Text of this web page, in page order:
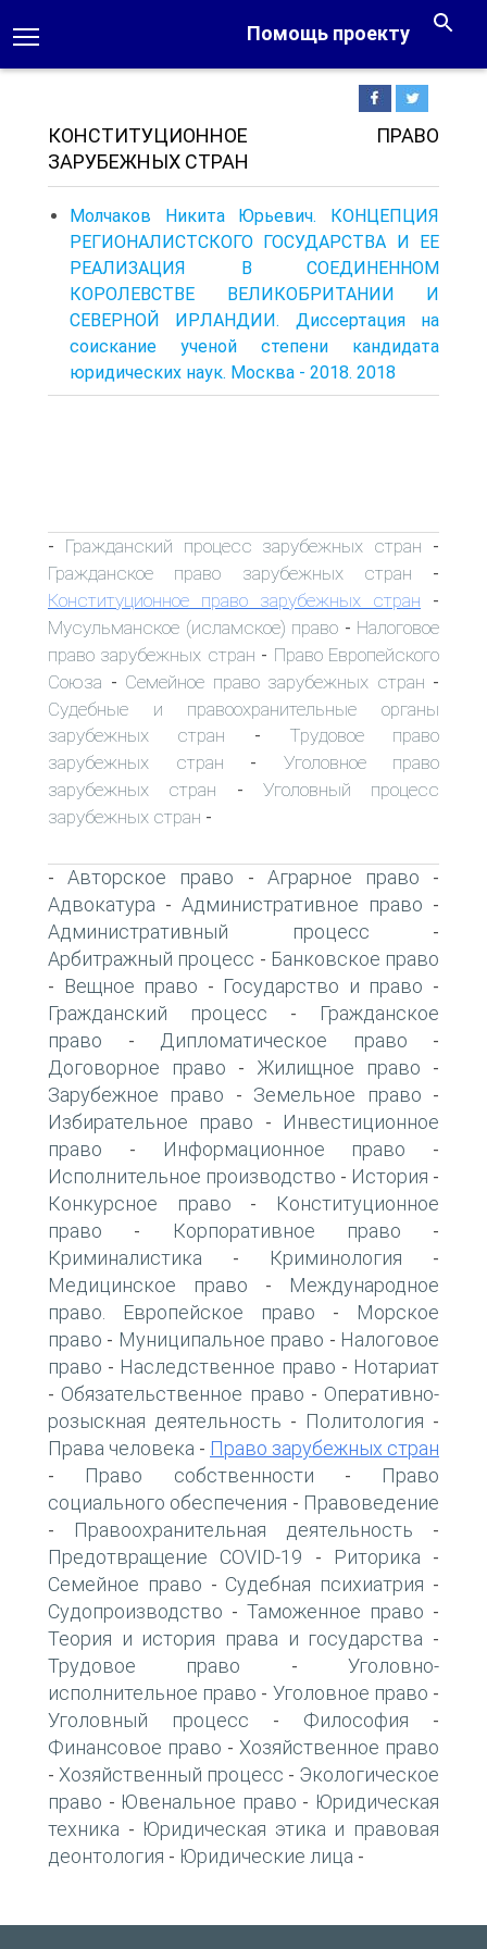
Помощь проекту
КОНСТИТУЦИОННОЕ ПРАВО
ЗАРУБЕЖНЫХ СТРАН
Молчаков Никита Юрьевич. КОНЦЕПЦИЯ
РЕГИОНАЛИСТСКОГО ГОСУДАРСТВА И ЕЕ
РЕАЛИЗАЦИЯ В СОЕДИНЕННОМ
КОРОЛЕВСТВЕ ВЕЛИКОБРИТАНИИ И
СЕВЕРНОЙ ИРЛАНДИИ. Диссертация на
соискание ученой степени кандидата
юридических наук. Москва - 2018. 2018
- Гражданский процесс зарубежных стран -
Гражданское право зарубежных стран -
Конституционное право зарубежных стран -
Мусульманское (исламское) право - Налоговое
право зарубежных стран - Право Европейского
Союза - Семейное право зарубежных стран -
Судебные и правоохранительные органы
зарубежных стран - Трудовое право
зарубежных стран - Уголовное право
зарубежных стран - Уголовный процесс
зарубежных стран -
-Авторское право - Аграрное право -
Адвокатура - Административное право -
Административный процесс -
Арбитражный процесс - Банковское право
- Вещное право - Государство и право -
Гражданский процесс -
Гражданское
право - Дипломатическое право -
Договорное право - Жилищное право -
Зарубежное право - Земельное право -
Избирательное право -
Инвестиционное
право - Информационное право -
Исполнительное производство - История -
Конкурсное право -
Конституционное
право - Корпоративное право -
Криминалистика - Криминология -
Медицинское право -
Международное
право. Европейское право -
Морское
право - Муниципальное право - Налоговое
право - Наследственное право - Нотариат
- Обязательственное право - Оперативно-
розыскная деятельность - Политология -
Права человека - Право зарубежных стран
- Право собственности -
Право
социального обеспечения - Правоведение
- Правоохранительная деятельность -
Предотвращение COVID-19 - Риторика -
Семейное право - Судебная психиатрия -
Судопроизводство - Таможенное право -
Теория и история права и государства -
Трудовое право -Уголовно-
исполнительное право - Уголовное право -
Уголовный процесс - Философия -
Финансовое право - Хозяйственное право
- Хозяйственный процесс - Экологическое
право - Ювенальное право - Юридическая
техника - Юридическая этика и правовая
деонтология - Юридические лица -